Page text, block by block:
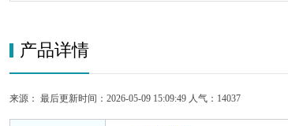
产品详情
来源： 最后更新时间：2026-05-09 15:09:49 人气： 14037